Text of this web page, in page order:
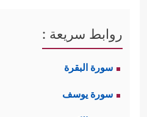
روابط سريعة :
سورة البقرة
سورة يوسف